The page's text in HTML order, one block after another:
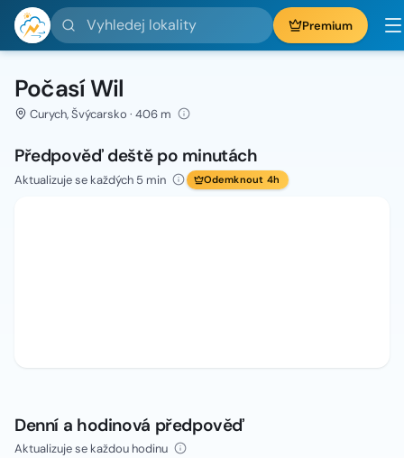
Vyhledej lokality Premium
Počasí Wil
Curych, Švýcarsko · 406 m
Předpověď deště po minutách
Aktualizuje se každých 5 min Odemknout 4h
Denní a hodinová předpověď
Aktualizuje se každou hodinu